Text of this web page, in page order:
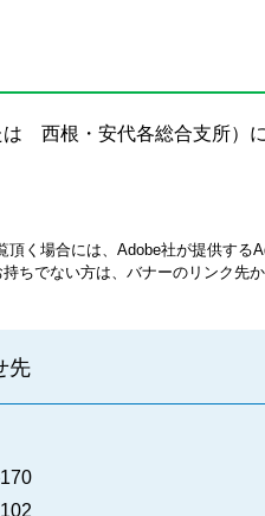
西根・安代各総合支所）
頂く場合には、Adobe社が提供する
ちでない方は、バナーのリンク先
先